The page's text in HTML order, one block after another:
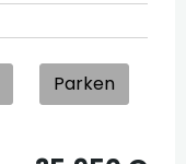
Parken